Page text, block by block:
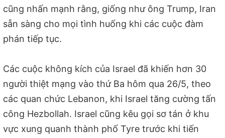
cũng nhấn mạnh rằng, giống như ông Trump, Iran
sẵn sàng cho mọi tình huống khi các cuộc đàm
phán tiếp tục.
Các cuộc không kích của Israel đã khiến hơn 30
người thiệt mạng vào thứ Ba hôm qua 26/5, theo
các quan chức Lebanon, khi Israel tăng cường tấn
công Hezbollah. Israel cũng kêu gọi sơ tán ở khu
vực xung quanh thành phố Tyre trước khi tiến